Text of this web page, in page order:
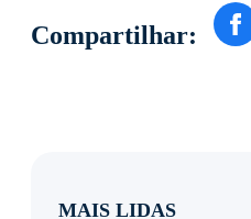
Compartilhar:
MAIS LIDAS